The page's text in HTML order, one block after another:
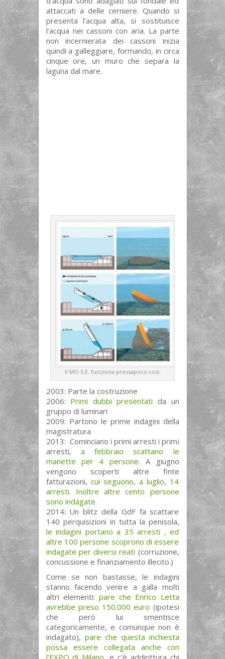
attaccati a delle cerniere. Quando si
presenta l’acqua alta, si sostituisce
l’acqua nei cassoni con aria. La parte
non incernierata dei cassoni inizia
quindi a galleggiare, formando, in circa
cinque ore, un muro che separa la
laguna dal mare.
Il MO.S.E. funziona pressapoco così.
2003: Parte la costruzione
2006: Primi dubbi presentati da un
gruppo di luminari
2009: Partono le prime indagini della
magistratura
2013: Cominciano i primi arresti i primi
arresti, a febbraio scattano le
manette per 4 persone. A giugno
vengono scoperti altre finte
fatturazioni, cui seguono, a luglio, 14
arresti. Inoltre altre cento persone
sono indagate.
2014: Un blitz della GdF fa scattare
140 perquisizioni in tutta la penisola,
le indagini portano a 35 arresti , ed
altre 100 persone scoprono di essere
indagate per diversi reati (corruzione,
concussione e finanziamento illecito.)
Come se non bastasse, le indagini
stanno facendo venire a galla molti
altri elementi: pare che Enrico Letta
avrebbe preso 150.000 euro (ipotesi
che però lui smentisce
categoricamente, e comunque non è
indagato), pare che questa inchiesta
possa essere collegata anche con
l’EXPO di Milano, e c’è addirittura chi